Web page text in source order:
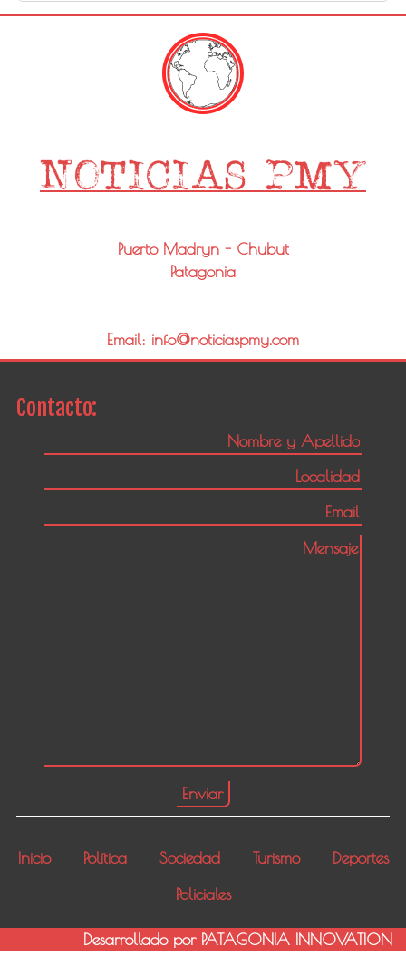
Puerto Madryn - Chubut
Patagonia
Email: info@noticiaspmy.com
Contacto:
Inicio Política Sociedad Turismo
Deportes
Policiales
Desarrollado por PATAGONIA INNOVATION